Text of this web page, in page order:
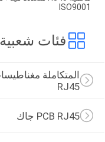
ISO9001
فئات شعبية
المتكاملة
RJ45
PCB RJ45 جاك